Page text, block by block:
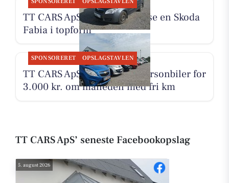
TT CARS ApS inviterer til at se en Skoda
Fabia i topform
SPONSORERET OPSLAGSTAVLEN
TT CARS ApS udlejer små personbiler for
3.000 kr. om måneden med fri km
TT CARS ApS’ seneste Facebookopslag
5. august 2026